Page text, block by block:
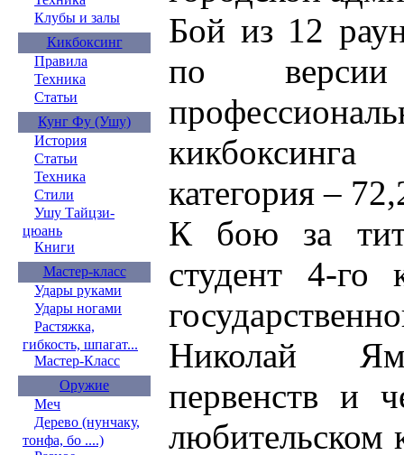
Клубы и залы
Кикбоксинг
Правила
Техника
Статьи
Кунг Фу (Ушу)
История
Статьи
Техника
Стили
Ушу Тайцзи-
цюань
Книги
Мастер-класс
Удары руками
Удары ногами
Растяжка,
гибкость, шпагат...
Мастер-Класс
Оружие
Меч
Дерево (нунчаку,
тонфа, бо ....)
Бой из 12
по версии
категория –
К бою за
студент 4-го
Николай
первенств и
любительском